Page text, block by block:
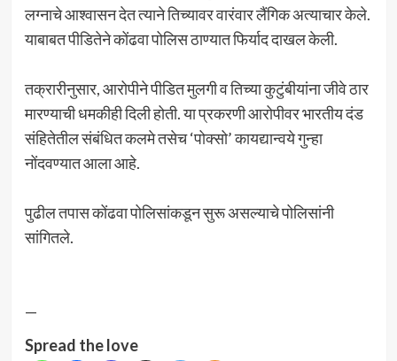
लग्नाचे आश्वासन देत त्याने तिच्यावर वारंवार लैंगिक अत्याचार केले.
याबाबत पीडितेने कोंढवा पोलिस ठाण्यात फिर्याद दाखल केली.
तक्रारीनुसार, आरोपीने पीडित मुलगी व तिच्या कुटुंबीयांना जीवे ठार
मारण्याची धमकीही दिली होती. या प्रकरणी आरोपीवर भारतीय दंड
संहितेतील संबंधित कलमे तसेच ‘पोक्सो’ कायद्यान्वये गुन्हा
नोंदवण्यात आला आहे.
पुढील तपास कोंढवा पोलिसांकडून सुरू असल्याचे पोलिसांनी
सांगितले.
—
Spread the love